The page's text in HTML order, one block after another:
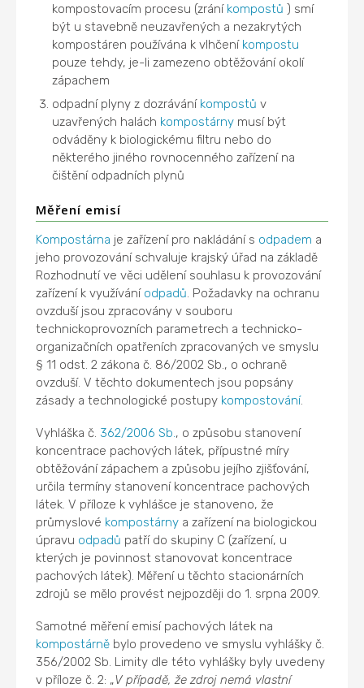
kompostovacím procesu (zrání kompostů ) smí
být u stavebně neuzavřených a nezakrytých
kompostáren používána k vlhčení kompostu
pouze tehdy, je-li zamezeno obtěžování okolí
zápachem
odpadní plyny z dozrávání kompostů v
uzavřených halách kompostárny musí být
odváděny k biologickému filtru nebo do
některého jiného rovnocenného zařízení na
čištění odpadních plynů
Měření emisí
Kompostárna je zařízení pro nakládání s odpadem a
jeho provozování schvaluje krajský úřad na základě
Rozhodnutí ve věci udělení souhlasu k provozování
zařízení k využívání odpadů . Požadavky na ochranu
ovzduší jsou zpracovány v souboru
technickoprovozních parametrech a technicko-
organizačních opatřeních zpracovaných ve smyslu
§ 11 odst. 2 zákona č. 86/2002 Sb., o ochraně
ovzduší. V těchto dokumentech jsou popsány
zásady a technologické postupy kompostování.
Vyhláška č. 362/2006 Sb. , o způsobu stanovení
koncentrace pachových látek, přípustné míry
obtěžování zápachem a způsobu jejího zjišťování,
určila termíny stanovení koncentrace pachových
látek. V příloze k vyhlášce je stanoveno, že
průmyslové kompostárny a zařízení na biologickou
úpravu odpadů patří do skupiny C (zařízení, u
kterých je povinnost stanovovat koncentrace
pachových látek). Měření u těchto stacionárních
zdrojů se mělo provést nejpozději do 1. srpna 2009.
Samotné měření emisí pachových látek na
kompostárně bylo provedeno ve smyslu vyhlášky č.
356/2002 Sb. Limity dle této vyhlášky byly uvedeny
v příloze č. 2: „V případě, že zdroj nemá vlastní